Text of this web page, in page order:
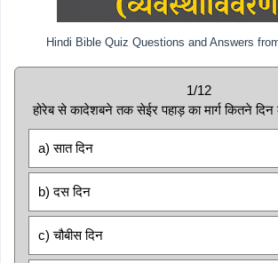
Hindi Bible Quiz Questions and Answers
1/12
होरेब से कादेशबने तक सेईर पहाड़ का मार्ग कितने दिन
a) सात दिन
b) दस दिन
c) चौबीस दिन